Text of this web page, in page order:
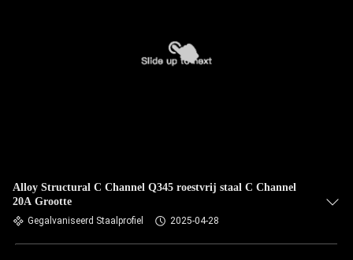
Alloy Structural C Channel Q345 roestvrij staal C Channel
20A Grootte
Gegalvaniseerd Staalprofiel 2025-04-28